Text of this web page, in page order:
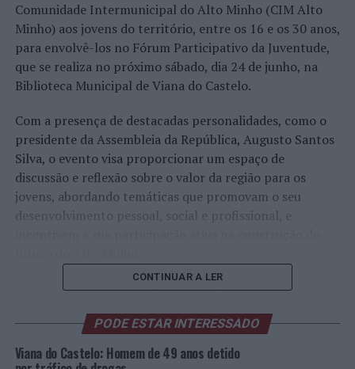
Comunidade Intermunicipal do Alto Minho (CIM Alto
Minho) aos jovens do território, entre os 16 e os 30 anos,
para envolvê-los no Fórum Participativo da Juventude,
que se realiza no próximo sábado, dia 24 de junho, na
Biblioteca Municipal de Viana do Castelo.
Com a presença de destacadas personalidades, como o
presidente da Assembleia da República, Augusto Santos
Silva, o evento visa proporcionar um espaço de
discussão e reflexão sobre o valor da região para os
jovens, abordando temáticas que promovam o seu
desenvolvimento pessoal, social e profissional, e
Manoel Batista Calçada, presidente do Conselho
abertura, juntamente com Carlos Rodrigues, presidente
do IPVC (Instituto Politécnico de Viana do Castelo), e
Vítor Pataco, presidente do Conselho Diretivo do IPDJ
CONTINUAR A LER
PODE ESTAR INTERESSADO
Viana do Castelo: Homem de 49 anos detido